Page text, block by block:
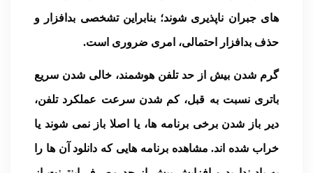
های جبران ناپذیری شوند؛ بنابراین تشخصی بدافزار و
حذف بدافزار احتمالی، امری ضروری است.
گرم شدن بیش از حد تلفن هوشمند، خالی شدن سریع
باتری نسبت به قبل، کم شدن سرعت عملکرد تلفن،
دیر باز شدن برخی برنامه ها، یا اصلا باز نمی شوند یا
خراب شده اند. مشاهده برنامه هایی که دانلود آن ها را